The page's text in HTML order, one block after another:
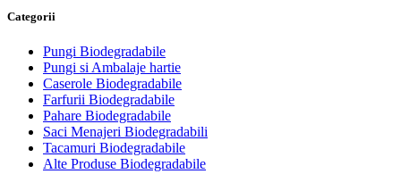
Categorii
Pungi Biodegradabile
Pungi si Ambalaje hartie
Caserole Biodegradabile
Farfurii Biodegradabile
Pahare Biodegradabile
Saci Menajeri Biodegradabili
Tacamuri Biodegradabile
Alte Produse Biodegradabile